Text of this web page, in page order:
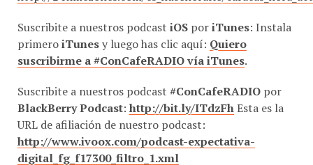
Suscribite a nuestros podcast iOS poriTunes: Instala
primero iTunes y luego has clic aquí: Quiero
suscribirme a #ConCafeRADIO vía iTunes.
Suscribite a nuestros podcast #ConCafeRADIO por
BlackBerry Podcast:http://bit.ly/ITdzFh Esta es la
URL de afiliación de nuestro podcast:
http://www.ivoox.com/podcast-expectativa-
digital_fg_f17300_filtro_1.xml